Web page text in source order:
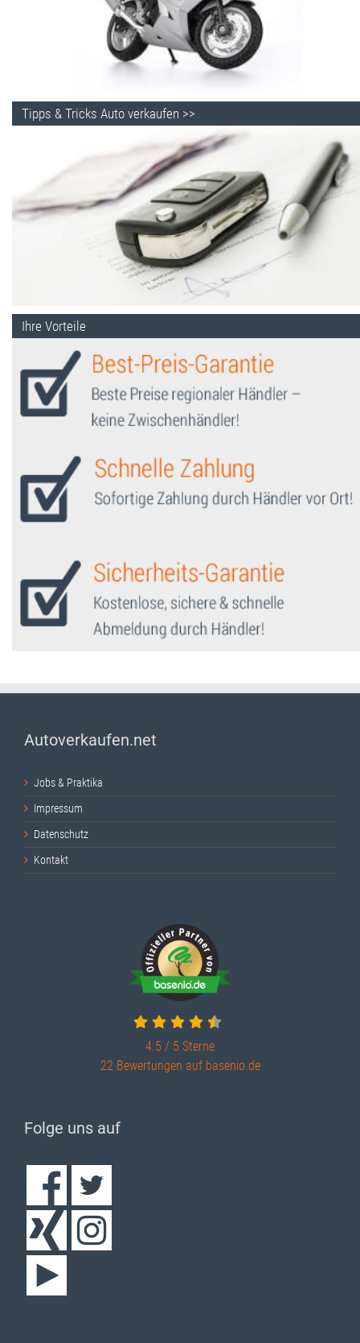
Tipps & Tricks Auto verkaufen >>
Ihre Vorteile
Autoverkaufen.net
Jobs & Praktika
Impressum
Datenschutz
Kontakt
4.5 / 5 Sterne
22 Bewertungen auf basenio.de
Folge uns auf